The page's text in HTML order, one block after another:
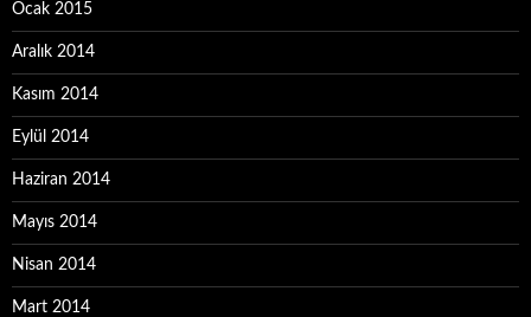
Ocak 2015
Aralık 2014
Kasım 2014
Eylül 2014
Haziran 2014
Mayıs 2014
Nisan 2014
Mart 2014